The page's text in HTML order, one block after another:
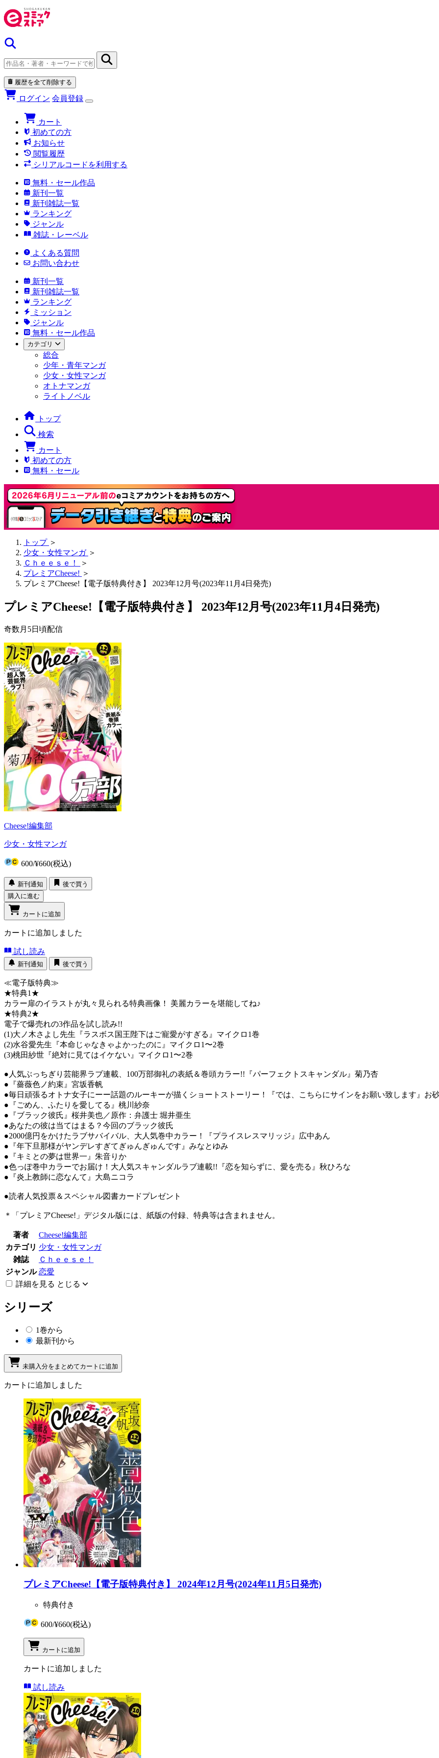
履歴を全て削除する
ログイン 会員登録
カート
初めての方
お知らせ
閲覧履歴
シリアルコードを利用する
無料・セール作品
新刊一覧
新刊雑誌一覧
ランキング
ジャンル
雑誌・レーベル
よくある質問
お問い合わせ
新刊一覧
新刊雑誌一覧
ランキング
ミッション
ジャンル
無料・セール作品
カテゴリ
総合
少年・青年マンガ
少女・女性マンガ
オトナマンガ
ライトノベル
トップ
検索
カート
初めての方
無料・セール
トップ ＞
少女・女性マンガ ＞
Ｃｈｅｅｓｅ！
＞
プレミアCheese! ＞
プレミアCheese!【電子版特典付き】 2023年12月号(2023年11月4日発売)
プレミアCheese!【電子版特典付き】 2023年12月号(2023年11月4日発売)
奇数月5日頃配信
Cheese!編集部
少女・女性マンガ
600/¥660(税込)
新刊通知
後で買う
購入に進む
カートに追加
カートに追加しました
試し読み
新刊通知 後で買う
≪電子版特典≫
★特典1★
カラー扉のイラストが丸々見られる特典画像！ 美麗カラーを堪能してね♪
★特典2★
電子で爆売れの3作品を試し読み!!
(1)大ノ木さよし先生『ラスボス国王陛下はご寵愛がすぎる』マイクロ1巻
(2)水谷愛先生『本命じゃなきゃよかったのに』マイクロ1〜2巻
(3)桃田紗世『絶対に見てはイケない』マイクロ1〜2巻
●人気ぶっちぎり芸能界ラブ連載、100万部御礼の表紙＆巻頭カラー!!『パーフェクトスキャンダル』菊乃杏
●『薔薇色ノ約束』宮坂香帆
●毎日頑張るオトナ女子にーー話題のルーキーが描くショートストーリー！『では、こちらにサインをお願い致します』
●『ごめん、ふたりを愛してる』桃川紗奈
●『ブラック彼氏』桜井美也／原作：弁護士 堀井亜生
●あなたの彼は当てはまる？今回のブラック彼氏
●2000億円をかけたラブサバイバル、大人気巻中カラー！『プライスレスマリッジ』広中あん
●『年下旦那様がヤンデレすぎてぎゅんぎゅんです』みなとゆみ
●『キミとの夢は世界一』朱音りか
●色っぽ巻中カラーでお届け！大人気スキャンダルラブ連載!!『恋を知らずに、愛を売る』秋ひろな
●『炎上教師に恋なんて』大島ニコラ
●読者人気投票＆スペシャル図書カードプレゼント
＊「プレミアCheese!」デジタル版には、紙版の付録、特典等は含まれません。
著者
Cheese!編集部
カテゴリ 少女・女性マンガ
雑誌
Ｃｈｅｅｓｅ！
ジャンル 恋愛
詳細を見る とじる
シリーズ
1巻から
最新刊から
未購入分をまとめてカートに追加
カートに追加しました
プレミアCheese!【電子版特典付き】 2024年12月号(2024年11月5日発売)
特典付き
600/¥660(税込)
カートに追加
カートに追加しました
試し読み